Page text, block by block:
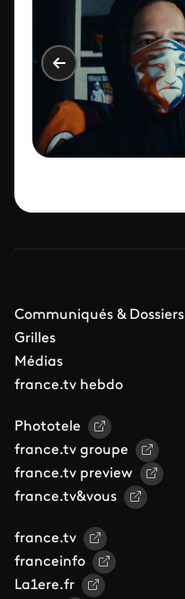
Communiqués & Dossiers
Grilles
Médias
france.tv hebdo
Phototele
france.tv groupe
france.tv preview
france.tv&vous
france.tv
franceinfo
La1ere.fr